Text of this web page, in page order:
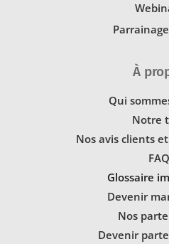
À
Qui
Notre
Nos avis clients
FAQ
Glossaire
Devenir
Nos
Devenir